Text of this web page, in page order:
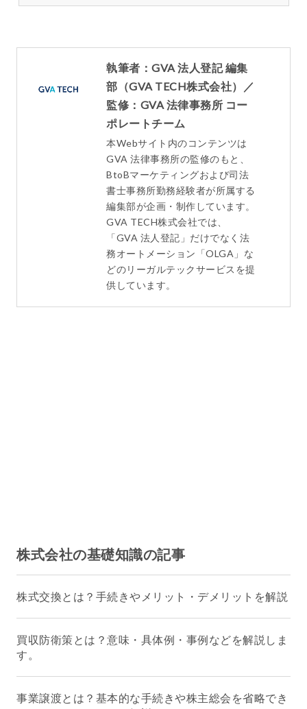
執筆者：GVA 法人登記 編集
部（GVA TECH株式会社）／
監修：GVA 法律事務所 コー
ポレートチーム
本Webサイト内のコンテンツは
GVA 法律事務所の監修のもと、
BtoBマーケティングおよび司法
書士事務所勤務経験者が所属する
編集部が企画・制作しています。
GVA TECH株式会社では、
「GVA 法人登記」だけでなく法
務オートメーション「OLGA」な
どのリーガルテックサービスを提
供しています。
株式会社の基礎知識の記事
株式交換とは？手続きやメリット・デメリットを解説
買収防衛策とは？意味・具体例・事例などを解説しま
す。
事業譲渡とは？基本的な手続きや株主総会を省略でき